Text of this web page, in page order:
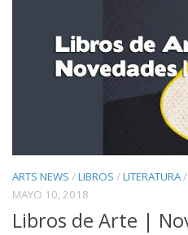
ARTS NEWS /LIBROS /LITERATURA/
MAYO 10, 2018
Libros de Arte |